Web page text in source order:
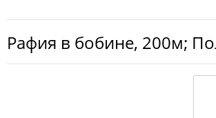
Рафия в бобине, 200м;